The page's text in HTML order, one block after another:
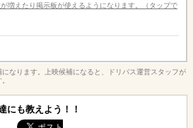
増えたり掲示板が使えるようになります。（タップで
なります。上映候補になると、ドリパス運営スタッフが
にも教えよう！！